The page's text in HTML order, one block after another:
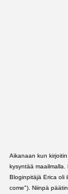
Aikanaan kun
kysyntää
Bloginpitäjä Erica oli
come"). Niinpä